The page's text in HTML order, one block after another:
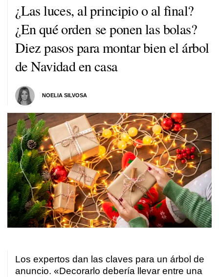
¿Las luces, al principio o al final?
¿En qué orden se ponen las bolas?
Diez pasos para montar bien el árbol
de Navidad en casa
NOELIA SILVOSA
Los expertos dan las claves para un árbol de
anuncio. «Decorarlo debería llevar entre una